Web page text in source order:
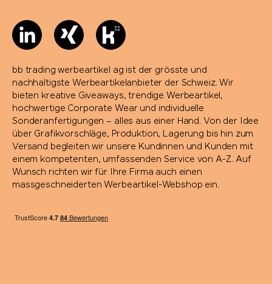
bb trading werbeartikel ag ist der grösste und
nachhaltigste Werbeartikelanbieter der Schweiz. Wir
bieten kreative Giveaways, trendige Werbeartikel,
hochwertige Corporate Wear und individuelle
Sonderanfertigungen – alles aus einer Hand. Von der Idee
über Grafikvorschläge, Produktion, Lagerung bis hin zum
Versand begleiten wir unsere Kundinnen und Kunden mit
einem kompetenten, umfassenden Service von A-Z. Auf
Wunsch richten wir für Ihre Firma auch einen
massgeschneiderten Werbeartikel-Webshop ein.